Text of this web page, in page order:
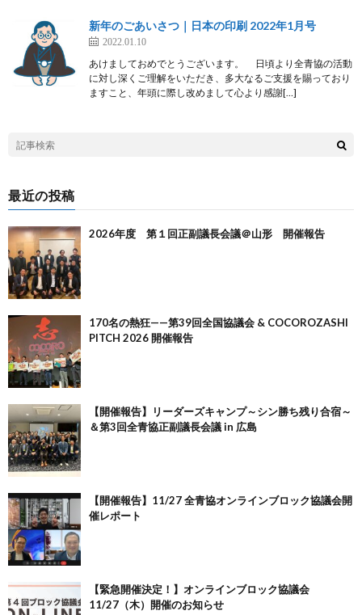
新年のごあいさつ｜日本の印刷 2022年1月号
2022.01.10
あけましておめでとうございます。 日頃より全青協の活動
に対し深くご理解をいただき、多大なるご支援を賜っており
ますこと、年頭に際し改めまして心より感謝[…]
最近の投稿
2026年度 第１回正副議長会議＠山形 開催報告
170名の熱狂——第39回全国協議会 & COCOROZASHI
PITCH 2026 開催報告
【開催報告】リーダーズキャンプ～シン勝ち残り合宿～
＆第3回全青協正副議長会議 in 広島
【開催報告】11/27 全青協オンラインブロック協議会開
催レポート
【緊急開催決定！】オンラインブロック協議会
11/27（木）開催のお知らせ